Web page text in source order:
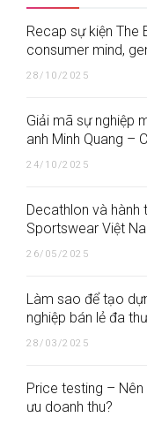
Recap sự kiện The
consumer mind,
28/10/2025
Giải mã sự nghiệp
anh Minh Quang –
24/10/2025
Decathlon và hành
Sportswear Việt
26/05/2025
Làm sao để tạo
nghiệp bán lẻ đa
28/03/2025
Price testing –
ưu doanh thu?